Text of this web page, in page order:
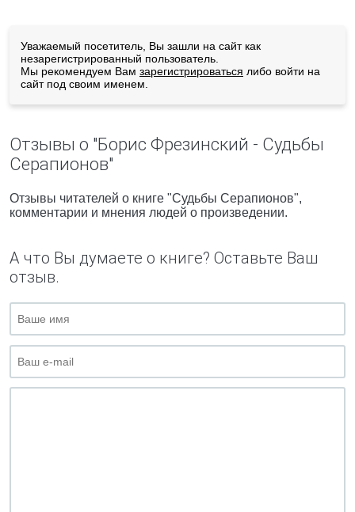
Уважаемый посетитель, Вы зашли на сайт как
незарегистрированный пользователь.
Мы рекомендуем Вам зарегистрироваться либо войти на
сайт под своим именем.
Отзывы о "Борис Фрезинский - Судьбы
Серапионов"
Отзывы читателей о книге "Судьбы Серапионов",
комментарии и мнения людей о произведении.
А что Вы думаете о книге? Оставьте Ваш
отзыв.